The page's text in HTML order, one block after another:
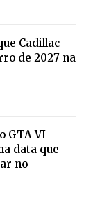
Cadillac
de 2027 na
GTA VI
data que
no